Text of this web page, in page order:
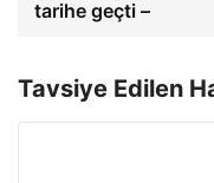
tarihe geçti –
Tavsiye Edilen